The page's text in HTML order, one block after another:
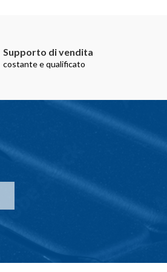
Supporto di vendita
costante e qualificato